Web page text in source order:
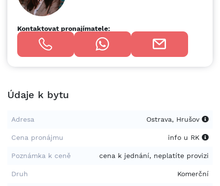
Kontaktovat pronajímatele:
Údaje k bytu
Adresa Ostrava, Hrušov
Cena pronájmu info u RK
Poznámka k ceně cena k jednání, neplatíte provizi
Druh Komerční